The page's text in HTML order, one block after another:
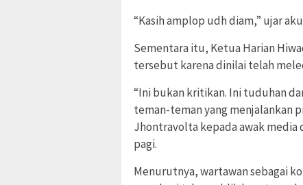
“Kasih amplop udh diam,” ujar
Sementara itu, Ketua Harian
tersebut karena dinilai telah
“Ini bukan kritikan. Ini tuduhan
teman-teman yang menjalankan
Jhontravolta kepada awak media
pagi.
Menurutnya, wartawan sebagai